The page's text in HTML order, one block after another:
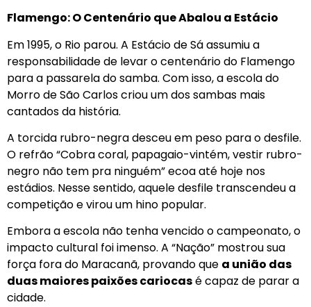
Flamengo: O Centenário que Abalou a Estácio
Em 1995, o Rio parou. A Estácio de Sá assumiu a
responsabilidade de levar o centenário do Flamengo
para a passarela do samba. Com isso, a escola do
Morro de São Carlos criou um dos sambas mais
cantados da história.
A torcida rubro-negra desceu em peso para o desfile.
O refrão “Cobra coral, papagaio-vintém, vestir rubro-
negro não tem pra ninguém” ecoa até hoje nos
estádios. Nesse sentido, aquele desfile transcendeu a
competição e virou um hino popular.
Embora a escola não tenha vencido o campeonato, o
impacto cultural foi imenso. A “Nação” mostrou sua
força fora do Maracanã, provando que a união das
duas maiores paixões cariocasé capaz de parar a
cidade.